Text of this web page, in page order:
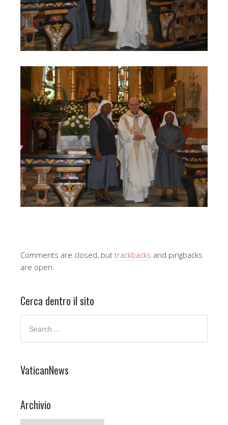
Comments are closed, but trackbacks and pingbacks
are open.
Cerca dentro il sito
VaticanNews
Archivio